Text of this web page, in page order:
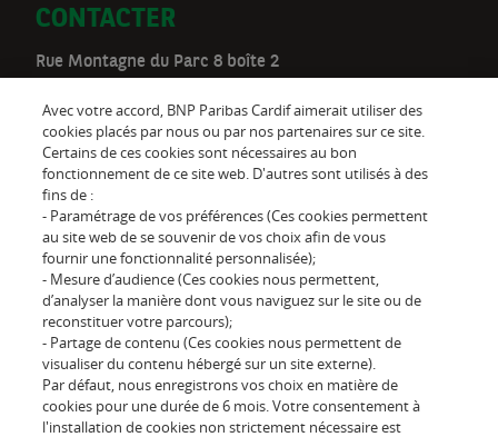
CONTACTER
Rue Montagne du Parc 8 boîte 2
Téléphone:02 528 00 03
be.customer@cardif.be
Suivez-nous sur
change
Avec votre accord, BNP Paribas Cardif aimerait utiliser des
cookies placés par nous ou par nos partenaires sur ce site.
Certains de ces cookies sont nécessaires au bon
fonctionnement de ce site web. D'autres sont utilisés à des
fins de :
- Paramétrage de vos préférences (Ces cookies permettent
au site web de se souvenir de vos choix afin de vous
fournir une fonctionnalité personnalisée);
- Mesure d’audience (Ces cookies nous permettent,
d’analyser la manière dont vous naviguez sur le site ou de
reconstituer votre parcours);
- Partage de contenu (Ces cookies nous permettent de
visualiser du contenu hébergé sur un site externe).
Par défaut, nous enregistrons vos choix en matière de
cookies pour une durée de 6 mois. Votre consentement à
l'installation de cookies non strictement nécessaire est